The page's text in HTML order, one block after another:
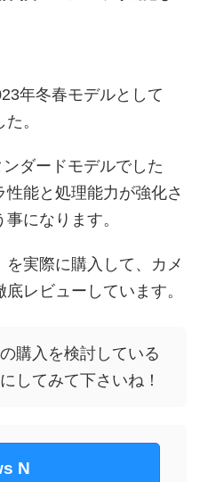
年冬春モデルとして
。
ダードモデルでした
能と処理能力が強化さ
になります。
実際に購入して、カメ
レビューしています。
購入を検討している
してみて下さいね！
N